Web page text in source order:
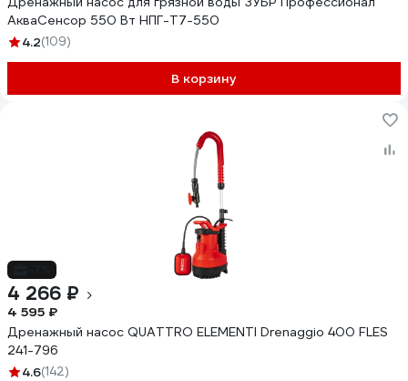
АкваСенсор 550 Вт НПГ-Т7-550
4.2(109)
В корзину
4 266 ₽
4 595 ₽
Дренажный насос QUATTRO ELEMENTI Drenaggio 400 FLES
241-796
4.6(142)